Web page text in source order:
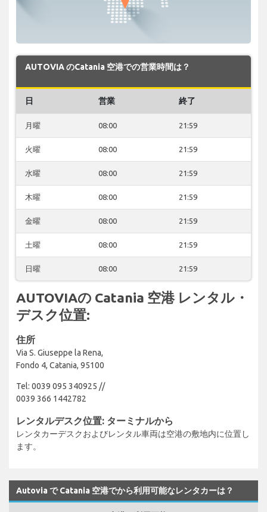
AUTOVIA のCatania 空港での営業時間は？
日 営業 終了
月曜 08:00 21:59
火曜 08:00 21:59
水曜 08:00 21:59
木曜 08:00 21:59
金曜 08:00 21:59
土曜 08:00 21:59
日曜 08:00 21:59
AUTOVIAの Catania 空港 レンタル・
デスク位置:
住所
Via S. Giuseppe la Rena,
Fondo 4, Catania, 95100
Tel: 0039 095 340925 //
0039 366 1442782
レンタルデスク位置: ターミナルから
レンタカーデスクおよびレンタル車両は空港の敷地内に位置し
ます。
Autovia で Catania 空港でから利用可能なレンタカーは？